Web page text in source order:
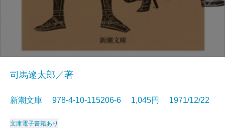
司馬遼太郎／著
新潮文庫 978-4-10-115206-6 1,045円 1971/12/22
文庫電子書籍あり